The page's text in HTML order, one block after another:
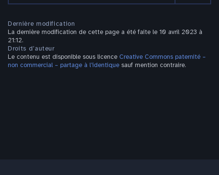
Dernière modification
La dernière modification de cette page a été faite le 10 avril 2023 à
21:12.
Droits d’auteur
Le contenu est disponible sous licence Creative Commons paternité –
non commercial – partage à l’identique sauf mention contraire.